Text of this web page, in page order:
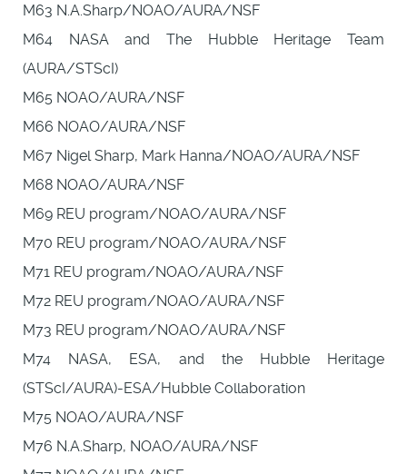
M63 N.A.Sharp/NOAO/AURA/NSF
M64 NASA and The Hubble Heritage Team
(AURA/STScI)
M65 NOAO/AURA/NSF
M66 NOAO/AURA/NSF
M67 Nigel Sharp, Mark Hanna/NOAO/AURA/NSF
M68 NOAO/AURA/NSF
M69 REU program/NOAO/AURA/NSF
M70 REU program/NOAO/AURA/NSF
M71 REU program/NOAO/AURA/NSF
M72 REU program/NOAO/AURA/NSF
M73 REU program/NOAO/AURA/NSF
M74 NASA, ESA, and the Hubble Heritage
(STScI/AURA)-ESA/Hubble Collaboration
M75 NOAO/AURA/NSF
M76 N.A.Sharp, NOAO/AURA/NSF